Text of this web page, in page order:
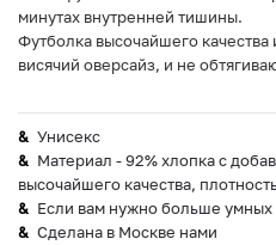
минутах внутренней тишины.
Футболка высочайшего качества
висячий оверсайз, и не
Унисекс
Материал - 92% хлопка с
высочайшего качества,
Если вам нужно больше умных
Сделана в Москве нами